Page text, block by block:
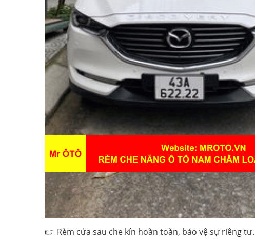
👉 Rèm cửa sau che kín hoàn toàn, bảo vệ sự riêng